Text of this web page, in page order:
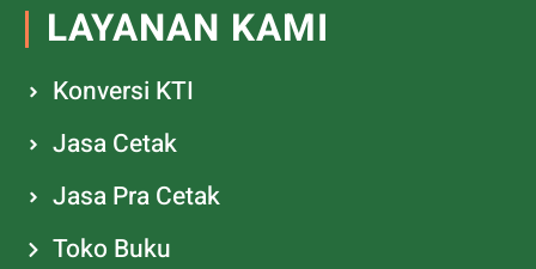
LAYANAN KAMI
Konversi KTI
Jasa Cetak
Jasa Pra Cetak
Toko Buku